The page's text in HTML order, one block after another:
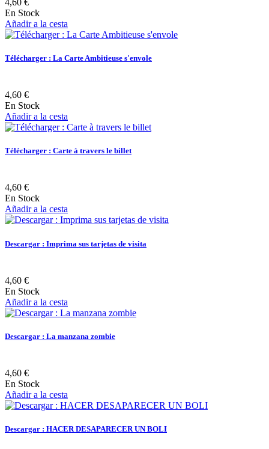
En Stock
Añadir a la cesta
Télécharger : La Carte Ambitieuse s'envole
4,60 €
En Stock
Añadir a la cesta
Télécharger : Carte à travers le billet
4,60 €
En Stock
Añadir a la cesta
Descargar : Imprima sus tarjetas de visita
4,60 €
En Stock
Añadir a la cesta
Descargar : La manzana zombie
4,60 €
En Stock
Añadir a la cesta
Descargar : HACER DESAPARECER UN BOLI